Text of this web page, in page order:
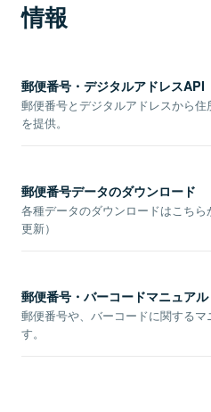
情報
郵便番号・デジタルアドレスAPI
郵便番号とデジタルアドレスから
を提供。
郵便番号データのダウンロード
各種データのダウンロードはこちら
更新）
郵便番号・バーコードマニュアル
郵便番号や、バーコードに関するマ
す。